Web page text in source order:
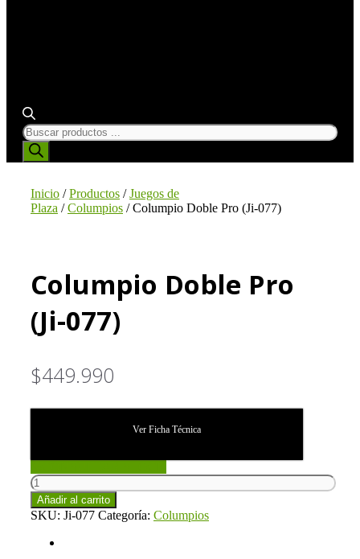
BÚSQUEDA
DE
PRODUCTOS
Inicio /Productos /Juegos de
Plaza /Columpios / Columpio Doble Pro (Ji-077)
Columpio Doble Pro
(Ji-077)
$449.990
Ver Ficha Técnica
Columpio
Doble
Pro
(Ji-
077)
Añadir al carrito
SKU: Ji-077 Categoría: Columpios